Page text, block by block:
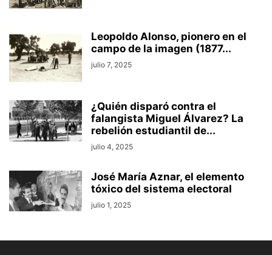
Leopoldo Alonso, pionero en el
campo de la imagen (1877...
julio 7, 2025
¿Quién disparó contra el
falangista Miguel Álvarez? La
rebelión estudiantil de...
julio 4, 2025
José María Aznar, el elemento
tóxico del sistema electoral
julio 1, 2025